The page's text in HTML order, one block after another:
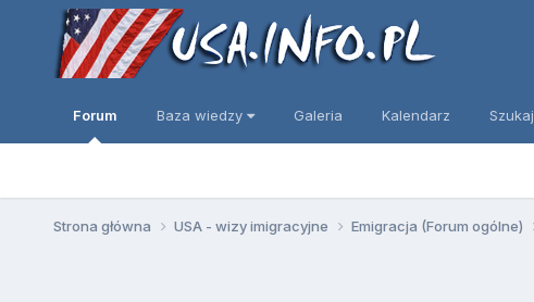
Forum Baza wiedzy Galeria Kalendarz Szukaj
Strona główna USA - wizy imigracyjne Emigracja (Forum ogólne)